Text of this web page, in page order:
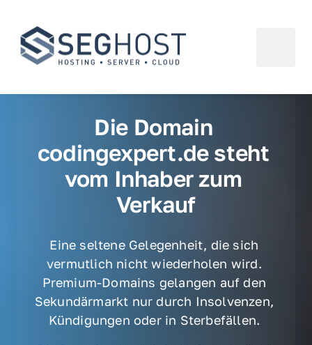
Die Domain
codingexpert.de steht
vom Inhaber zum
Verkauf
Eine seltene Gelegenheit, die sich
vermutlich nicht wiederholen wird.
Premium-Domains gelangen auf den
Sekundärmarkt nur durch Insolvenzen,
Kündigungen oder in Sterbefällen.